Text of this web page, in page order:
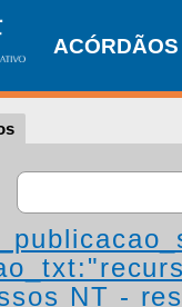
ACÓRDÃOS
NT -